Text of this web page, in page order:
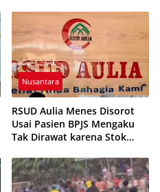
Generasi Muda
Nusantara
RSUD Aulia Menes Disorot
Usai Pasien BPJS Mengaku
Tak Dirawat karena Stok